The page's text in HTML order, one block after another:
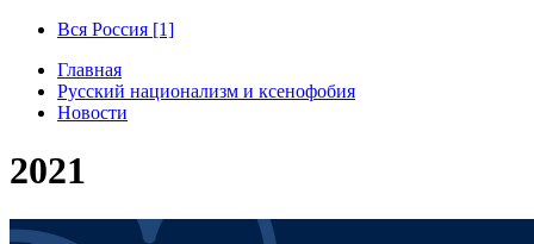
Вся Россия [1]
Главная
Русский национализм и ксенофобия
Новости
2021